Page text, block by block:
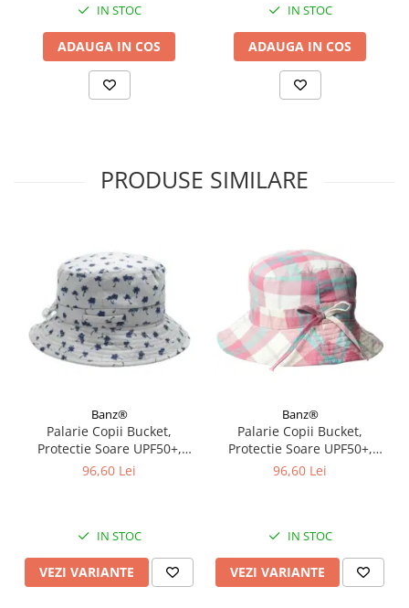
IN STOC
ADAUGA IN COS
IN STOC
ADAUGA IN COS
PRODUSE SIMILARE
Banz®
Palarie Copii Bucket,
Protectie Soare UPF50+,
Light Palm Tree, Diverse
96,60 Lei
IN STOC
VEZI VARIANTE
Banz®
Palarie Copii Bucket,
Protectie Soare UPF50+,
White Check, Diverse
96,60 Lei
IN STOC
VEZI VARIANTE